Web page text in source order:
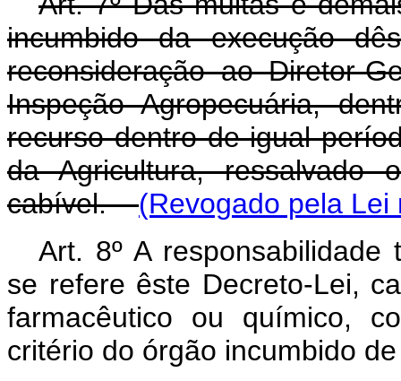
incumbido da execução
reconsideração ao Diretor-
Inspeção Agropecuária,
recurso dentro de igual
da Agricultura, ressalvado
cabível.(Revogado pela Lei
Art. 8º A
se refere êste Decreto-Lei,
farmacêutico ou químico,
critério do órgão incumbido